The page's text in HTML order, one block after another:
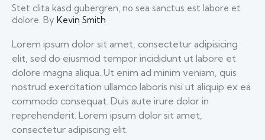
Stet clita kasd gubergren, no sea sanctus est labore et
dolore. By Kevin Smith
Lorem ipsum dolor sit amet, consectetur adipisicing
elit, sed do eiusmod tempor incididunt ut labore et
dolore magna aliqua. Ut enim ad minim veniam, quis
nostrud exercitation ullamco laboris nisi ut aliquip ex ea
commodo consequat. Duis aute irure dolor in
reprehenderit. Lorem ipsum dolor sit amet,
consectetur adipiscing elit.